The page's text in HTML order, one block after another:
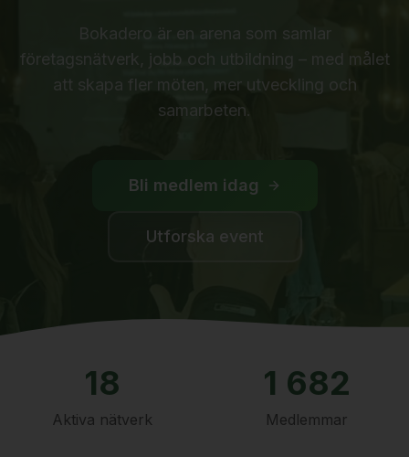
Bokadero är en arena som samlar
företagsnätverk, jobb och utbildning – med målet
att skapa fler möten, mer utveckling och
samarbeten.
Bli medlem idag
Utforska event
18
Aktiva nätverk
1 682
Medlemmar